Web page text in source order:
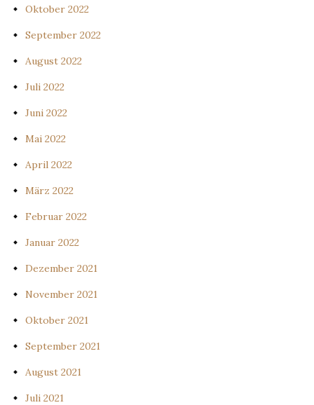
Oktober 2022
September 2022
August 2022
Juli 2022
Juni 2022
Mai 2022
April 2022
März 2022
Februar 2022
Januar 2022
Dezember 2021
November 2021
Oktober 2021
September 2021
August 2021
Juli 2021